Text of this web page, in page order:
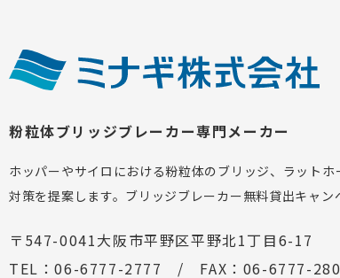
粉粒体ブリッジブレーカー専門メーカー
ホッパーやサイロにおける粉粒体のブリッジ、ラットホ
対策を提案します。ブリッジブレーカー無料貸出キャン
〒547-0041大阪市平野区平野北1丁目6-17
TEL：06-6777-2777 / FAX：06-6777-